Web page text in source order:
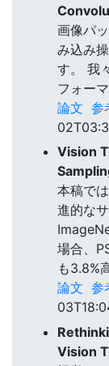
画像パ
み込み
す。 我
フォー
論文 参
Vision
本稿で
進的な
場合、
も3.8%
論文 参
Vision